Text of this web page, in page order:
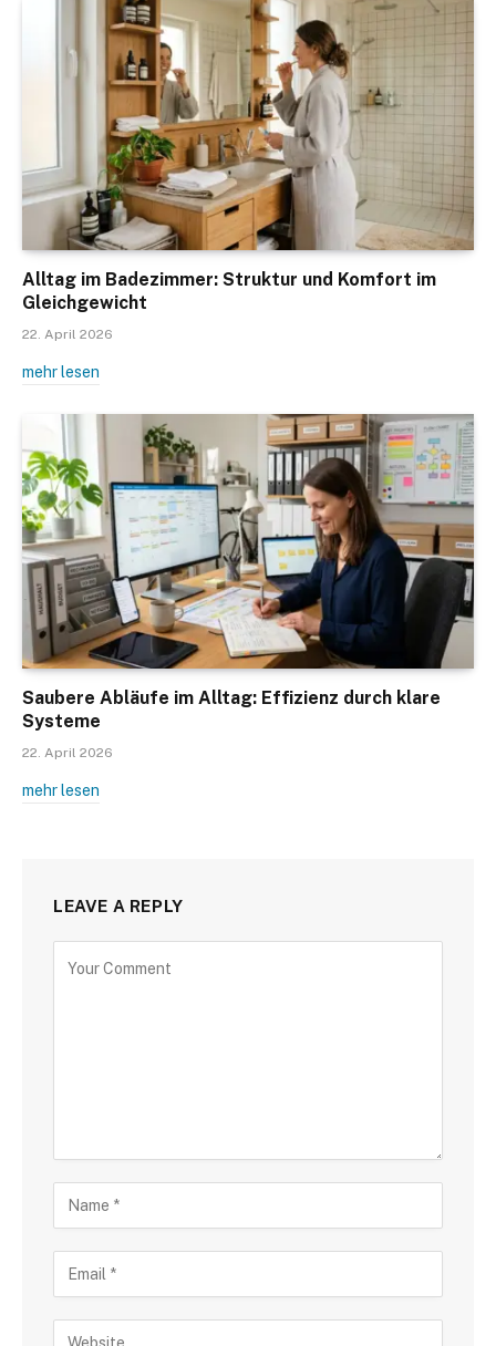
Alltag im Badezimmer: Struktur und Komfort im
Gleichgewicht
22. April 2026
mehr lesen
Saubere Abläufe im Alltag: Effizienz durch klare
Systeme
22. April 2026
mehr lesen
LEAVE A REPLY